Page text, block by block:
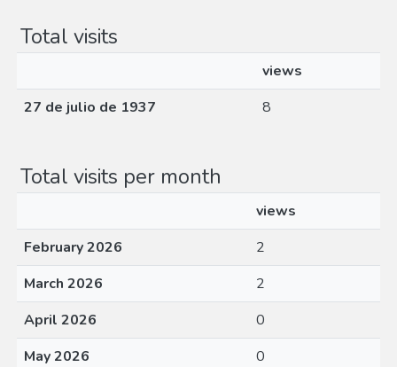
All of DSpace
Total visits
views
27 de julio de 1937
8
Total visits per month
views
February 2026
2
March 2026
2
April 2026
0
May 2026
0